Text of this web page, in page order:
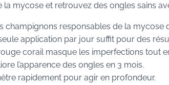
la mycose et retrouvez des ongles sains
champignons responsables de la mycose
application par jour suffit pour des
corail masque les imperfections tout
l’apparence des ongles en 3 mois.
rapidement pour agir en profondeur.